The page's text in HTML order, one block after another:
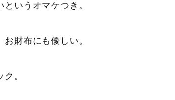
いうオマケつき。
財布にも優しい。
。